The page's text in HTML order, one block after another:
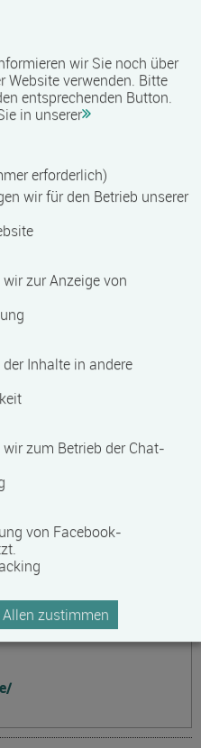
Tarifverträge
in der Metall- und
erzeugende Industrie
die Textil- und
Holz- und
bietet für die Mitglieder
sowie für
beruflichen und
zur Qualifizierung für das
der IG Metall sind
sie fördern individuelle
und
79
wir Sie noch über
Website verwenden. Bitte
entsprechenden Button.
in unserer
erforderlich)
wir für den Betrieb unserer
zur Anzeige von
Inhalte in andere
zum Betrieb der Chat-
von Facebook-
Allen zustimmen